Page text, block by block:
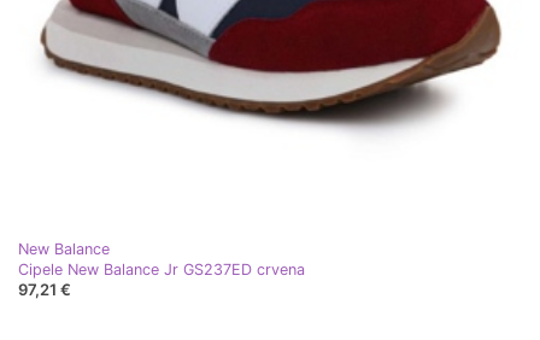
New Balance
Cipele New Balance Jr GS237ED crvena
97,21 €